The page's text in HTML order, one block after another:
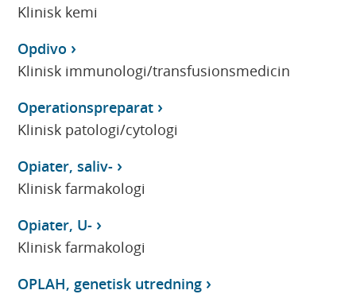
Klinisk kemi
Opdivo
Klinisk immunologi/transfusionsmedicin
Operationspreparat
Klinisk patologi/cytologi
Opiater, saliv-
Klinisk farmakologi
Opiater, U-
Klinisk farmakologi
OPLAH, genetisk utredning